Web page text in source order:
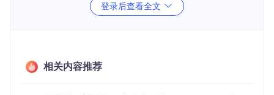
高（人均80-15
高
中等（受限
于场地和人
平台
30元/月）
登录后查看全文
相关内容推荐